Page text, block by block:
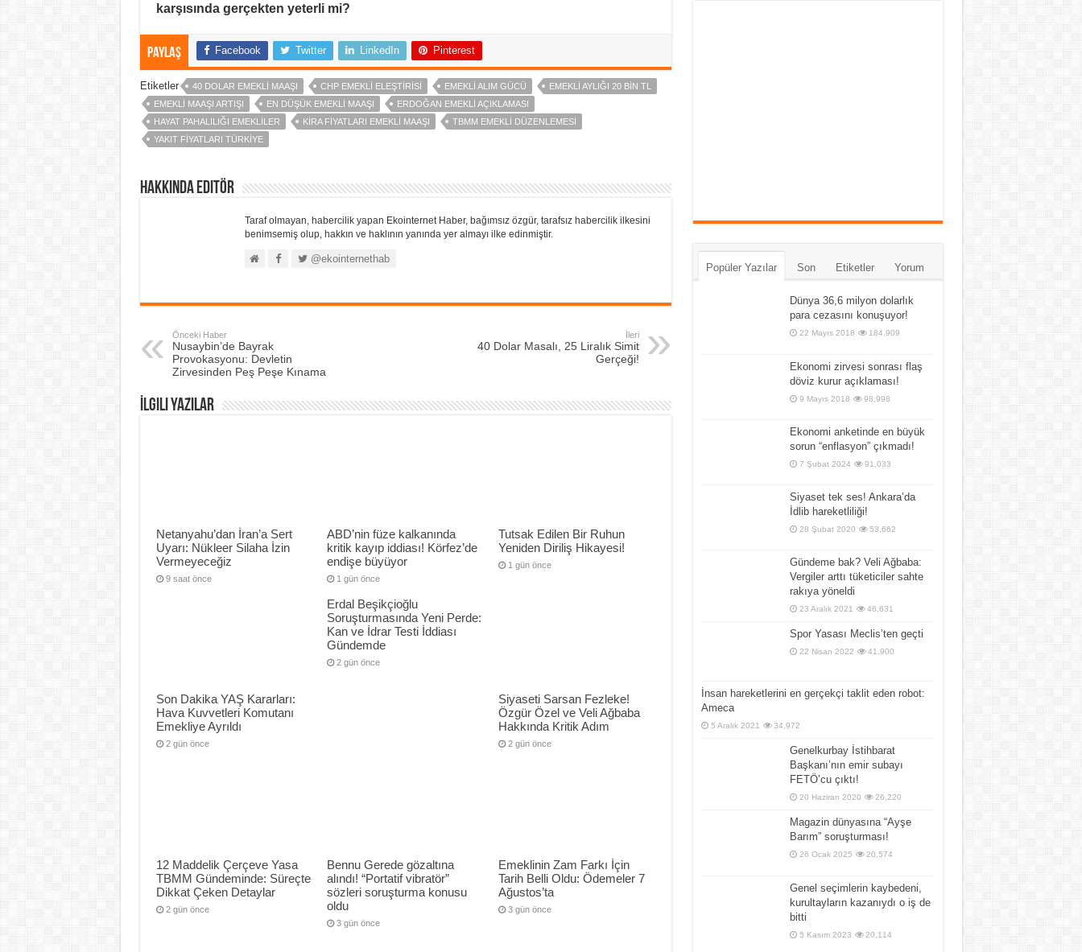
karşısında gerçekten yeterli mi?
Paylaş Facebook Twitter LinkedIn Pinterest
Etiketler 40 DOLAR EMEKLI MAAŞI CHP EMEKLI ELEŞTIRISI EMEKLI ALIM GÜCÜ
EMEKLI AYLIĞI 20 BIN TL
EMEKLI MAAŞI ARTIŞI
EN DÜŞÜK EMEKLI MAAŞI
ERDOĞAN EMEKLI AÇIKLAMASI
HAYAT PAHALILIĞI EMEKLILER
KIRA FIYATLARI EMEKLI MAAŞI
TBMM EMEKLI DÜZENLEMESI
YAKIT FIYATLARI TÜRKIYE
Hakkında Editör
Taraf olmayan, habercilik yapan Ekointernet Haber, bağımsız özgür, tarafsız habercilik ilkesini
benimsemiş olup, hakkın ve haklının yanında yer almayı ilke edinmiştir.
@ekointernethab
Önceki Haber
Nusaybin’de Bayrak
Provokasyonu: Devletin
Zirvesinden Peş Peşe Kınama
İleri
40 Dolar Masalı, 25 Liralık Simit
Gerçeği!
İlgili Yazılar
Netanyahu’dan İran’a Sert
Uyarı: Nükleer Silaha İzin
Vermeyeceğiz
9 saat önce
ABD’nin füze kalkanında
kritik kayıp iddiası! Körfez’de
endişe büyüyor
1 gün önce
Tutsak Edilen Bir Ruhun
Yeniden Diriliş Hikayesi!
1 gün önce
Son Dakika YAŞ Kararları:
Hava Kuvvetleri Komutanı
Emekliye Ayrıldı
2 gün önce
Erdal Beşikçioğlu
Soruşturmasında Yeni Perde:
Kan ve İdrar Testi İddiası
Gündemde
2 gün önce
Siyaseti Sarsan Fezleke!
Özgür Özel ve Veli Ağbaba
Hakkında Kritik Adım
2 gün önce
12 Maddelik Çerçeve Yasa
TBMM Gündeminde: Süreçte
Dikkat Çeken Detaylar
2 gün önce
Bennu Gerede gözaltına
alındı! “Portatif vibratör”
sözleri soruşturma konusu
oldu
3 gün önce
Emeklinin Zam Farkı İçin
Tarih Belli Oldu: Ödemeler 7
Ağustos’ta
3 gün önce
Popüler Yazılar Son Etiketler Yorum
Dünya 36,6 milyon dolarlık
para cezasını konuşuyor!
22 Mayıs 2018 184,909
Ekonomi zirvesi sonrası flaş
döviz kurur açıklaması!
9 Mayıs 2018 98,998
Ekonomi anketinde en büyük
sorun “enflasyon” çıkmadı!
7 Şubat 2024 91,033
Siyaset tek ses! Ankara’da
İdlib hareketliliği!
28 Şubat 2020 53,662
Gündeme bak? Veli Ağbaba:
Vergiler arttı tüketiciler sahte
rakıya yöneldi
23 Aralık 2021 46,631
Spor Yasası Meclis’ten geçti
22 Nisan 2022 41,900
İnsan hareketlerini en gerçekçi taklit eden robot:
Ameca
5 Aralık 2021 34,972
Genelkurbay İstihbarat
Başkanı’nın emir subayı
FETÖ’cu çıktı!
20 Haziran 2020 26,220
Magazin dünyasına “Ayşe
Barım” soruşturması!
26 Ocak 2025 20,574
Genel seçimlerin kaybedeni,
kurultayların kazanıydı o iş de
bitti
5 Kasım 2023 20,114